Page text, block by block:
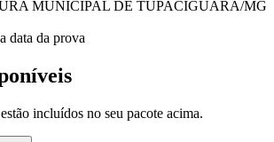
MUNICIPAL DE TUPACIGUARA/MG
data da prova
incluídos no seu pacote acima.